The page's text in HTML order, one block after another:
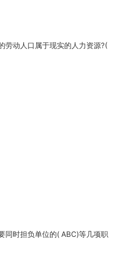
劳动人口属于现实的人力资源?(
同时担负单位的( ABC)等几项职